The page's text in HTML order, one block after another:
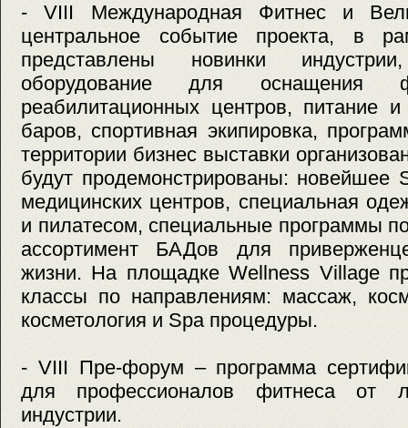
- VIΙΙ Международная Фитнес и
центральное событие проекта, в
представлены новинки
оборудование для оснащения
реабилитационных центров, питание
баров, спортивная экипировка,
территории бизнес выставки
будут продемонстрированы: новейшее
медицинских центров, специальная
и пилатесом, специальные программы
ассортимент БАДов для
жизни. На площадке Wellness Village
классы по направлениям: массаж,
косметология и Spa процедуры.
- VIΙΙ Пре-форум – программа
для профессионалов фитнеса от
индустрии.